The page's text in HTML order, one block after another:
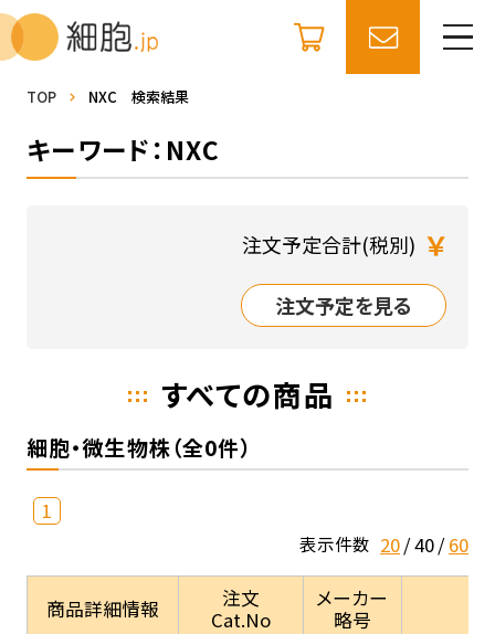
TOP NXC 検索結果
キーワード：NXC
注文予定合計(税別) ￥
注文予定を見る
すべての商品
細胞・微生物株（全0件）
1
表示件数 20 40 60
商品詳細情報
注文
Cat.No
メーカー
略号